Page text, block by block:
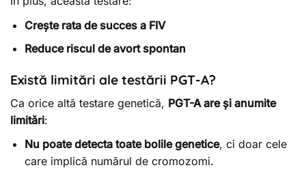
Crește rata de succes a FIV
Reduce riscul de avort spontan
Există limitări ale testării PGT-A?
Ca orice altă testare genetică, PGT-A are și anumite
limitări:
Nu poate detecta toate bolile genetice, ci doar cele
care implică numărul de cromozomi.